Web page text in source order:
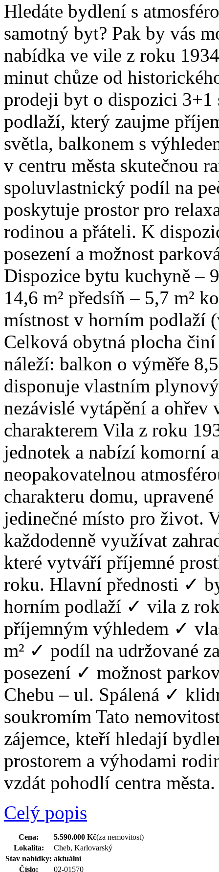
Hledáte bydlení s
samotný byt? Pak by vás
nabídka ve vile z roku
minut chůze od
prodeji byt o dispozici
podlaží, který zaujme
světla, balkonem s
v centru města skutečnou
spoluvlastnický podíl na
poskytuje prostor pro
rodinou a přáteli. K
posezení a možnost
Dispozice bytu kuchyně –
14,6 m² předsíň – 5,7 m²
místnost v horním podlaží
Celková obytná plocha
náleží: balkon o výměře
disponuje vlastním
nezávislé vytápění a
charakterem Vila z roku
jednotek a nabízí komorní
neopakovatelnou
charakteru domu,
jedinečné místo pro život.
každodenně využívat
které vytváří příjemné
roku. Hlavní přednosti ✓
horním podlaží ✓ vila z
příjemným výhledem ✓
m² ✓ podíl na udržované
posezení ✓ možnost
Chebu – ul. Spálená ✓
soukromím Tato
zájemce, kteří hledají
prostorem a výhodami
vzdát pohodlí centra města.
Celý popis
Cena: 5.590.000 Kč(za nemovitost)
Lokalita:
Cheb, Karlovarský
Stav nabídky: aktuální
Číslo:
02-01570